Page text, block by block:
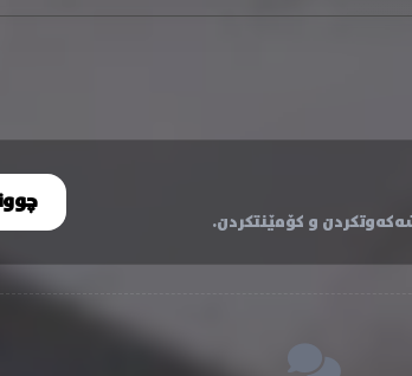
و کۆمێنتکردن.